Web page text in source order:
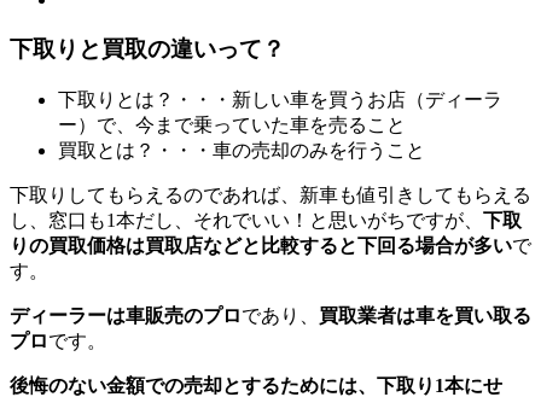
下取りと買取の違いって？
下取りとは？・・・新しい車を買うお店（ディーラ
ー）で、今まで乗っていた車を売ること
買取とは？・・・車の売却のみを行うこと
下取りしてもらえるのであれば、新車も値引きしてもらえる
し、窓口も1本だし、それでいい！と思いがちですが、 下取
りの買取価格は買取店などと比較すると下回る場合が多いで
す。
ディーラーは車販売のプロであり、 買取業者は車を買い取る
プロです。
後悔のない金額での売却とするためには、下取り1本にせ